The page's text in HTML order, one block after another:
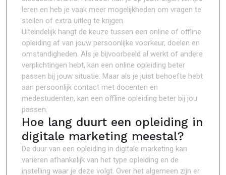
leren en heb je vaak meer mogelijkheden om vragen te
stellen of extra uitleg te krijgen.
Uiteindelijk hangt de keuze tussen een online of offline
opleiding af van jouw persoonlijke voorkeur, doelen en
omstandigheden. Als je bijvoorbeeld al werkt of andere
verplichtingen hebt, kan een online opleiding beter
passen bij jouw situatie. Maar als je juist behoefte hebt
aan persoonlijk contact met docenten en
medestudenten, kan een offline opleiding beter bij jou
passen.
Hoe lang duurt een opleiding in
digitale marketing meestal?
De duur van een opleiding in digitale marketing kan
variëren afhankelijk van het type opleiding en de
instelling waar je deze volgt. Over het algemeen zijn er